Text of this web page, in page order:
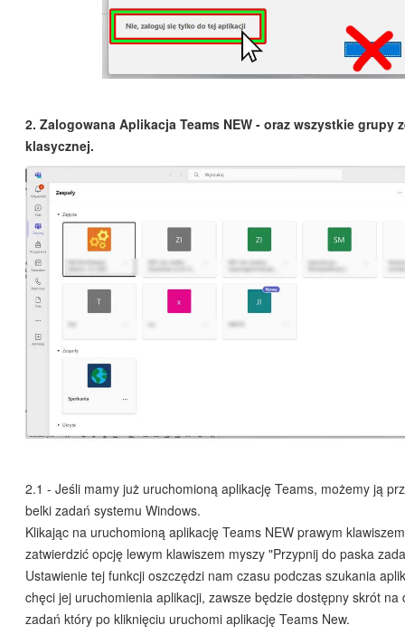
2. Zalogowana Aplikacja Teams NEW - oraz wszystkie grupy
klasycznej.
2.1 - Jeśli mamy już uruchomioną aplikację Teams, możemy ją
belki zadań systemu Windows.
Klikając na uruchomioną aplikację Teams NEW prawym
zatwierdzić opcję lewym klawiszem myszy "Przypnij do paska
Ustawienie tej funkcji oszczędzi nam czasu podczas szukania
chęci jej uruchomienia aplikacji, zawsze będzie dostępny skrót na
zadań który po kliknięciu uruchomi aplikację Teams New.